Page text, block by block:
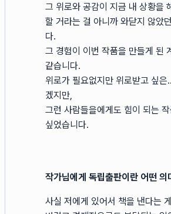
그 위로와 공감이 지금 내 상황을
할 거라는 걸 아니까 와닫지 않았
다.
그 경험이 이번 작품을 만들게 된
같습니다.
위로가 필요없지만 위로받고 싶은
겠지만,
그런 사람들을에게도 힘이 되는
싶었습니다.
작가님에게 독립출판이란 어떤 의
사실 저에게 있어서 책을 낸다는